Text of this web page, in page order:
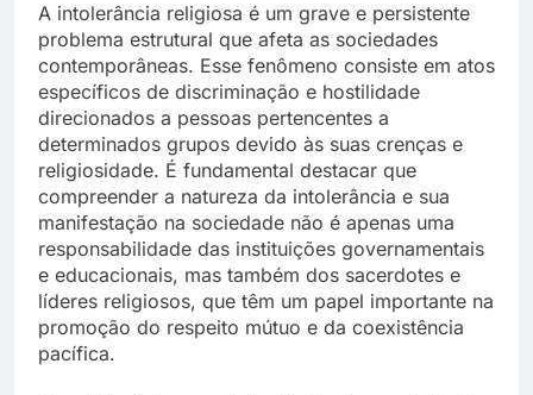
A intolerância religiosa é um grave e persistente
problema estrutural que afeta as sociedades
contemporâneas. Esse fenômeno consiste em atos
específicos de discriminação e hostilidade
direcionados a pessoas pertencentes a
determinados grupos devido às suas crenças e
religiosidade. É fundamental destacar que
compreender a natureza da intolerância e sua
manifestação na sociedade não é apenas uma
responsabilidade das instituições governamentais
e educacionais, mas também dos sacerdotes e
líderes religiosos, que têm um papel importante na
promoção do respeito mútuo e da coexistência
pacífica.